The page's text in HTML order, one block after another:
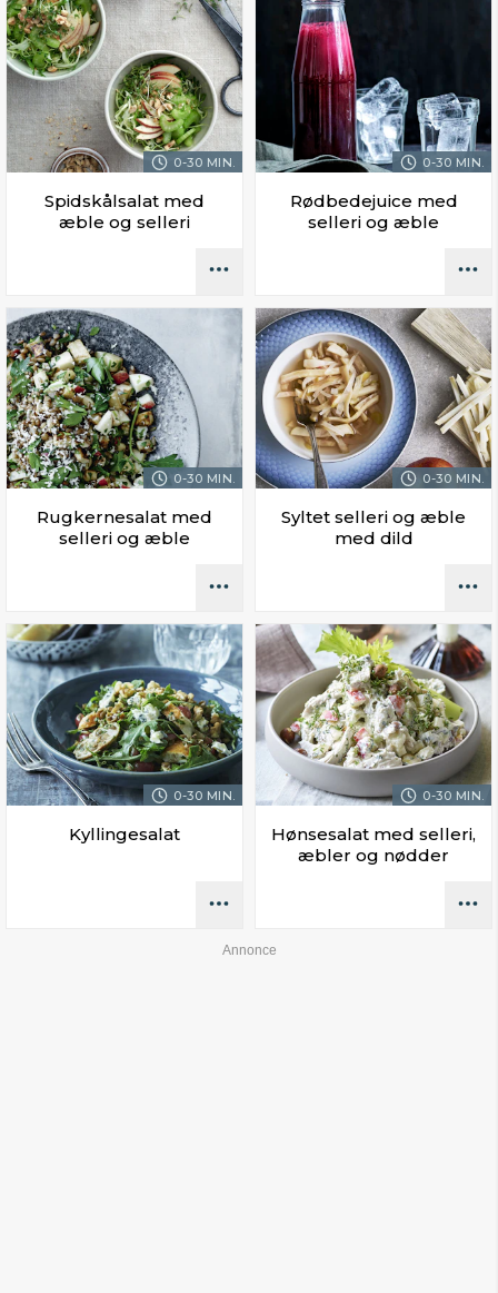
0-30 MIN.
Spidskålsalat med
æble og selleri
0-30 MIN.
Rødbedejuice med
selleri og æble
0-30 MIN.
Rugkernesalat med
selleri og æble
0-30 MIN.
Syltet selleri og æble
med dild
0-30 MIN.
Kyllingesalat
0-30 MIN.
Hønsesalat med selleri,
æbler og nødder